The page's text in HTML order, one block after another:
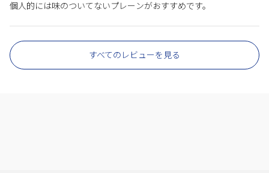
個人的には味のついてないプレーンがおすすめです。
すべてのレビューを見る